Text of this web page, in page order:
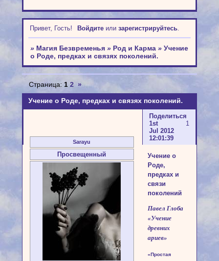
Привет, Гость! Войдитеили зарегистрируйтесь.
» Магия Безвременья » Род и Карма » Учение
о Роде, предках и связях поколений.
Учение о Роде, предках и связях поколений.
Страница: 1 2 »
Поделиться
1
1st
Jul 2012
12:01:39
Sarayu
Просвещенный
Учение о
Роде,
предках и
связи
поколений
Павел Глоба
«Учение
древних
ариев»
«Простая